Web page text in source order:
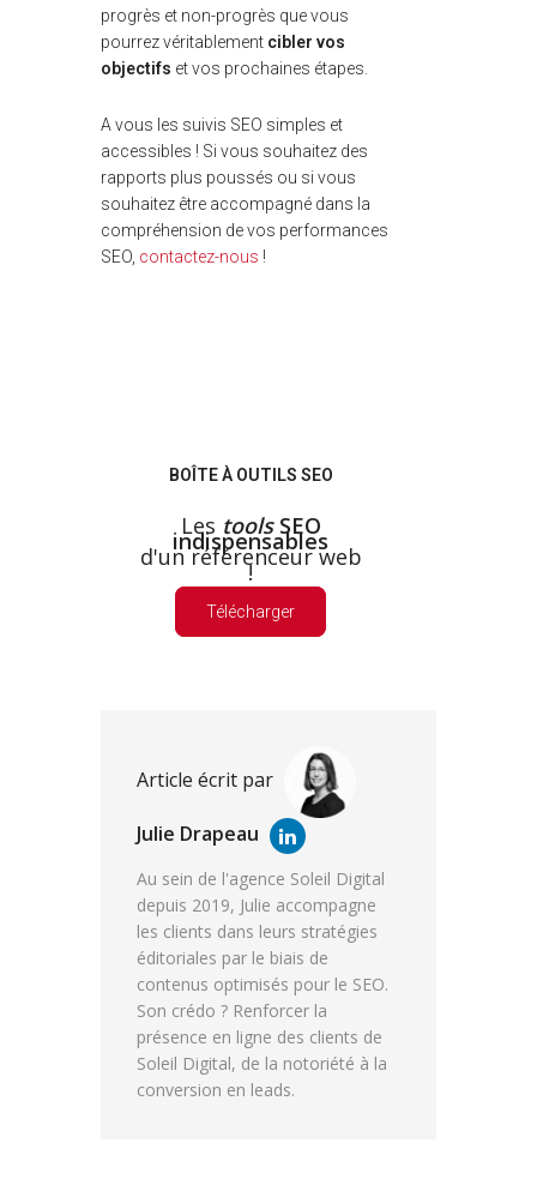
progrès et non-progrès que vous
pourrez véritablement cibler vos
objectifs et vos prochaines étapes.
A vous les suivis SEO simples et
accessibles ! Si vous souhaitez des
rapports plus poussés ou si vous
souhaitez être accompagné dans la
compréhension de vos performances
SEO, contactez-nous !
BOÎTE À OUTILS SEO
Les toolsSEO
indispensables
d'un référenceur web
!
Télécharger
Article écrit par
Julie Drapeau
Au sein de l'agence Soleil Digital
depuis 2019, Julie accompagne
les clients dans leurs stratégies
éditoriales par le biais de
contenus optimisés pour le SEO.
Son crédo ? Renforcer la
présence en ligne des clients de
Soleil Digital, de la notoriété à la
conversion en leads.